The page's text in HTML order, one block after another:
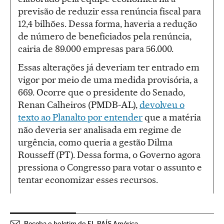
previsão de reduzir essa renúncia fiscal para
12,4 bilhões. Dessa forma, haveria a redução
de número de beneficiados pela renúncia,
cairia de 89.000 empresas para 56.000.
Essas alterações já deveriam ter entrado em
vigor por meio de uma medida provisória, a
669. Ocorre que o presidente do Senado,
Renan Calheiros (PMDB-AL),devolveu o
texto ao Planalto por entenderque a matéria
não deveria ser analisada em regime de
urgência, como queria a gestão Dilma
Rousseff (PT). Dessa forma, o Governo agora
pressiona o Congresso para votar o assunto e
tentar economizar esses recursos.